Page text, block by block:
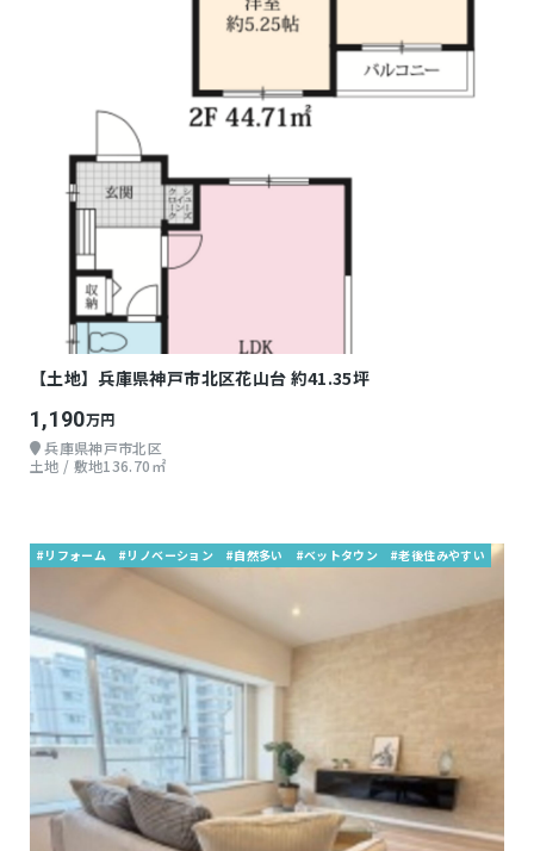
【土地】兵庫県神戸市北区花山台 約41.35坪
1,190万円
兵庫県神戸市北区
土地 / 敷地136.70㎡
#リフォーム #リノベーション #自然多い #ベットタウン #老後住みやすい